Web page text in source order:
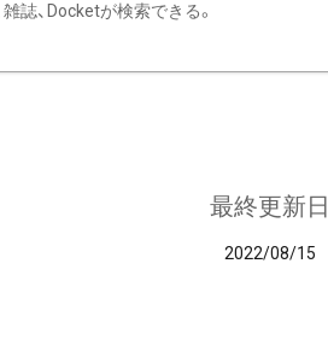
雑誌、Docketが検索できる。
最終更新日
2022/08/15